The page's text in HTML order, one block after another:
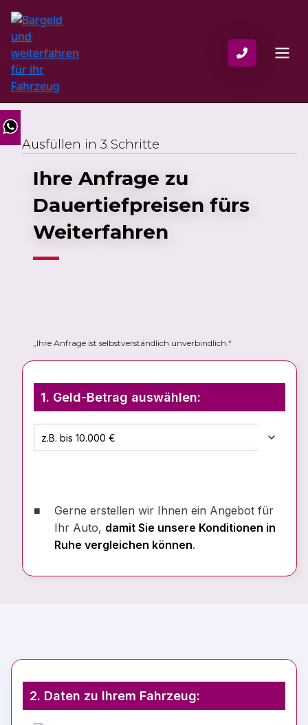
Ausfüllen in 3 Schritte
Ihre Anfrage zu
Dauertiefpreisen fürs
Weiterfahren
„Ihre Anfrage ist selbstverständlich unverbindlich.“
1. Geld-Betrag auswählen:
Gerne erstellen wir Ihnen ein Angebot für
Ihr Auto, damit Sie unsere Konditionen in
Ruhe vergleichen können.
2. Daten zu Ihrem Fahrzeug: